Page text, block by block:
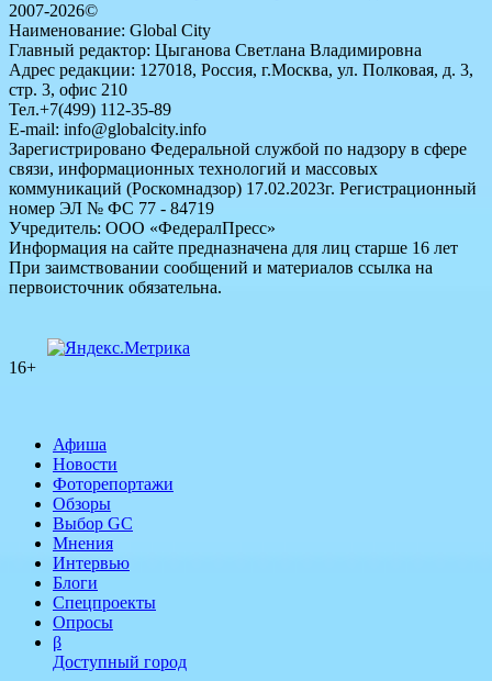
2007-2026©
Наименование: Global City
Главный редактор: Цыганова Светлана Владимировна
Адрес редакции: 127018, Россия, г.Москва, ул. Полковая, д. 3,
стр. 3, офис 210
Тел.+7(499) 112-35-89
E-mail: info@globalcity.info
Зарегистрировано Федеральной службой по надзору в сфере
связи, информационных технологий и массовых
коммуникаций (Роскомнадзор) 17.02.2023г. Регистрационный
номер ЭЛ № ФС 77 - 84719
Учредитель: ООО «ФедералПресс»
Информация на сайте предназначена для лиц старше 16 лет
При заимствовании сообщений и материалов ссылка на
первоисточник обязательна.
16+
Афиша
Новости
Фоторепортажи
Обзоры
Выбор GC
Мнения
Интервью
Блоги
Спецпроекты
Опросы
β
Доступный город